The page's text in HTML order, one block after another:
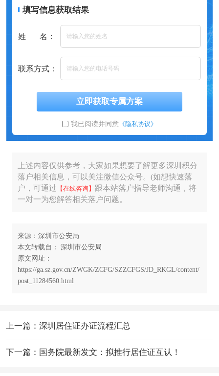
填写信息获取结果
姓 名：
联系方式：
立即获取专属方案
我已阅读并同意 《隐私协议》
上述内容仅供参考，大家如果想要了解更多深圳积分
落户相关信息，可以关注微信公众号。(如想快速落
户，可通过 【在线咨询】 跟本站落户指导老师沟通，将
一对一为您解答相关落户问题。
来源：深圳市公安局
本文转载自： 深圳市公安局
原文网址：
https://ga.sz.gov.cn/ZWGK/ZCFG/SZZCFGS/JD_RKGL/content/
post_11284560.html
上一篇：深圳居住证办证流程汇总
下一篇：国务院最新发文：拟推行居住证互认！